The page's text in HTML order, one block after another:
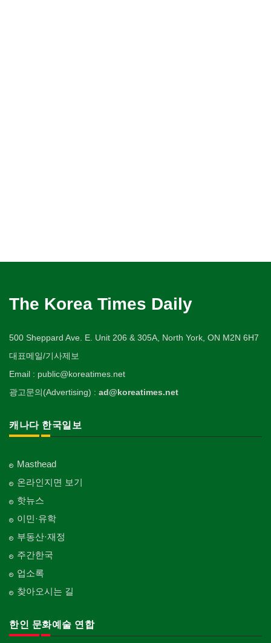
The Korea Times Daily
500 Sheppard Ave. E. Unit 206 & 305A, North York, ON M2N 6H7
대표메일/기사제보
Email : public@koreatimes.net
광고문의(Advertising) : ad@koreatimes.net
캐나다 한국일보
Masthead
온라인지면 보기
핫뉴스
이민·유학
부동산·재정
주간한국
업소록
찾아오시는 길
한인 문화예술 연합